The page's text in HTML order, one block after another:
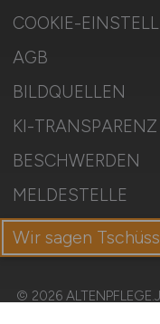
COOKIE-
AGB
BILDQUELLEN
KI-TRANSPARENZ
BESCHWERDEN
MELDESTELLE
SITEMAP
© 2026
Wir sagen Tschüss